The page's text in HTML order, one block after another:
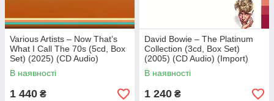
Various Artists – Now That’s
What I Call The 70s (5cd, Box
Set) (2025) (CD Audio)
(Import)
В наявності
1 440 ₴
David Bowie – The Platinum
Collection (3cd, Box Set)
(2005) (CD Audio) (Import)
В наявності
1 240 ₴